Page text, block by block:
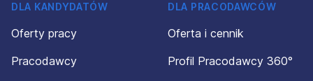
DLA KANDYDATÓW
Oferty pracy
Pracodawcy
DLA PRACODAWCÓW
Oferta i cennik
Profil Pracodawcy 360°